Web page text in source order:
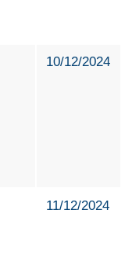
10/12/2024
11/12/2024